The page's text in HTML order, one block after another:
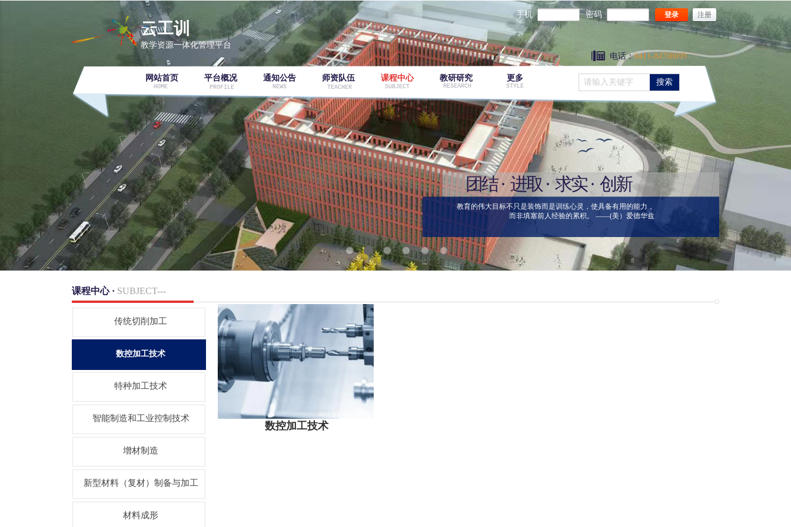
手机 密码 登录 注册
云工训
教学资源一体化管理平台
电话：0411-84708699
网站首页 平台概况 通知公告 师资队伍 课程中心 教研研究 更多 搜索
STYLE
RESEARCH
HOME NEWS SUBJECT
TEACHER
PROFILE
团结· 进取 ·求实· 创新
教育的伟大目标不只是装饰而是训练心灵，使具备有用的能力，
而非填塞前人经验的累积。 ——(美）爱德华兹
课程中心 · SUBJECT---
数控加工技术
传统切削加工
数控加工技术
特种加工技术
智能制造和工业控制技术
增材制造
新型材料（复材）制备与加工
材料成形